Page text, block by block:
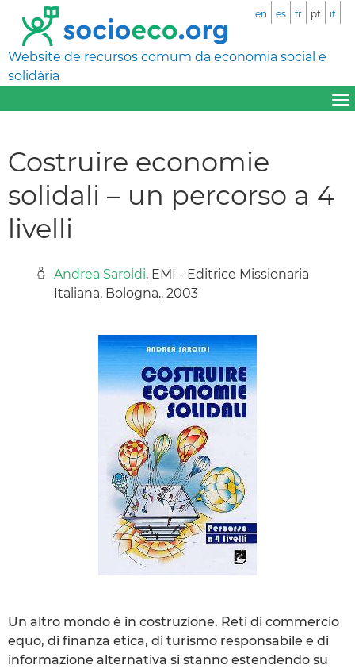
Website de recursos comum da economia social e
solidária
en es fr pt it
Costruire economie
solidali – un percorso a 4
livelli
Andrea Saroldi, EMI - Editrice Missionaria
Italiana, Bologna., 2003
Un altro mondo è in costruzione. Reti di commercio
equo, di finanza etica, di turismo responsabile e di
informazione alternativa si stanno estendendo su